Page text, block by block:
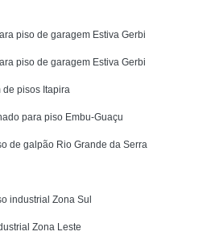
piso de garagem Estiva Gerbi
piso de garagem Estiva Gerbi
pisos Itapira
para piso Embu-Guaçu
de galpão Rio Grande da Serra
industrial Zona Sul
Zona Leste